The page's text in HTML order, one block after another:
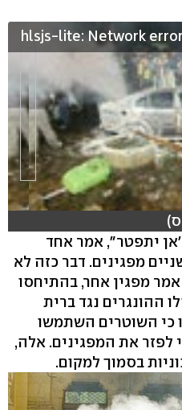
hlsjs-lite: Network error
יתפטר", אמר אחד
מפגינים. דבר כזה לא
בהונגריה מאז 1956", אמר מפגין אחר, בהתיחסו
ההונגרים נגד ברית
כי השוטרים השתמשו
לפזר את המפגינים. אלה,
בסמוך למקום.